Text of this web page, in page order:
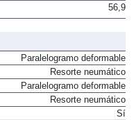
56,9
Paralelogramo deformable
Resorte neumático
Paralelogramo deformable
Resorte neumático
Sí